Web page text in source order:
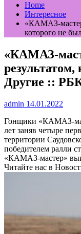
Home
Интересное
«КАМАЗ-
которого не
«КАМАЗ-
результатом,
Другие ::
admin 14.01.2022
Гонщики «КАМАЗ-
лет заняв четыре
территории
победителем ралли
«КАМАЗ-мастер»
Читайте нас в